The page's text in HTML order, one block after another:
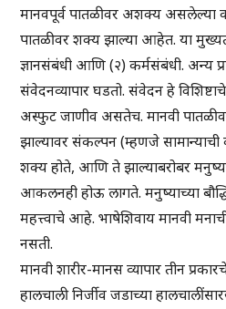
मानवपूर्व पातळीवर अशक्य असलेल्या
पातळीवर शक्य झाल्या आहेत. या
ज्ञानसंबंधी आणि (२) कर्मसंबंधी. अन्य
संवेदनव्यापार घडतो. संवेदन हे
अस्फुट जाणीव असतेच. मानवी
झाल्यावर संकल्पन (म्हणजे
शक्य होते, आणि ते झाल्याबरोबर
आकलनही होऊ लागते. मनुष्याच्या
महत्त्वाचे आहे. भाषेशिवाय मानवी
नसती.
मानवी शारीर-मानस व्यापार तीन
हालचाली निर्जीव जडाच्या